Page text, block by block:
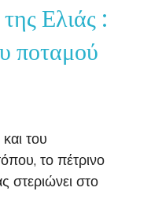
Ελιάς :
ποταμού
του
το πέτρινο
στεριώνει στο